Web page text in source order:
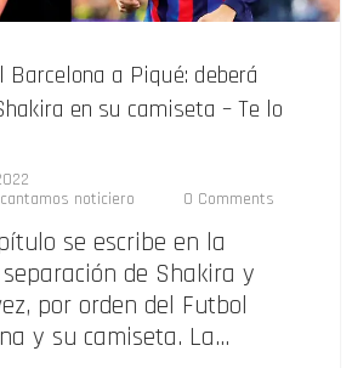
a Piqué: deberá
en su camiseta – Te lo
noticiero 0 Comments
se escribe en la
de Shakira y
por orden del Futbol
y su camiseta. La…